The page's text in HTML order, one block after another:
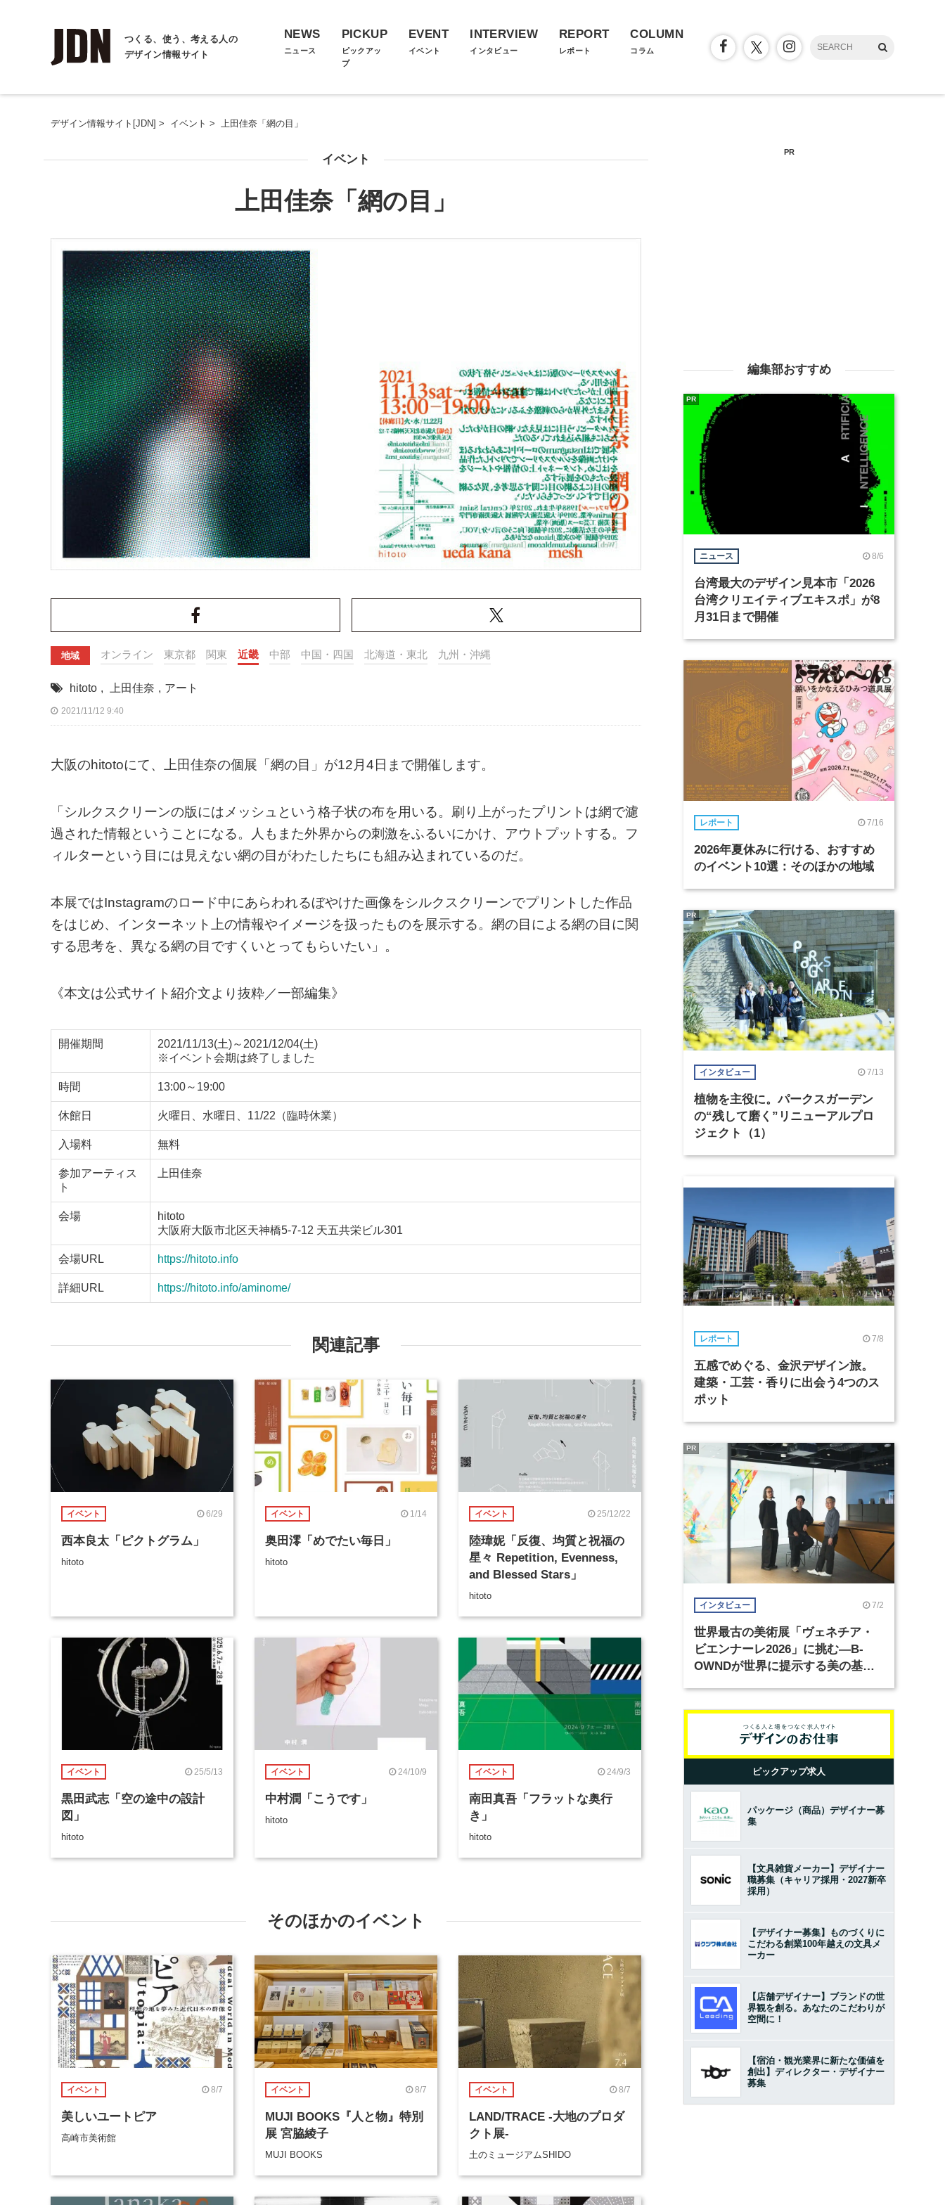
つくる、使う、考える人の
デザイン情報サイト
NEWS
ニュース
PICKUP
ピックアッ
プ
EVENT
イベント
INTERVIEW
インタビュー
REPORT
レポート
COLUMN
コラム
デザイン情報サイト[JDN] > イベント > 上田佳奈「網の目」
イベント
上田佳奈「網の目」
地域 オンライン 東京都 関東 近畿 中部 中国・四国 北海道・東北 九州・沖縄
hitoto , 上田佳奈 , アート
2021/11/12 9:40
大阪のhitotoにて、上田佳奈の個展「網の目」が12月4日まで開催します。
「シルクスクリーンの版にはメッシュという格子状の布を用いる。刷り上がったプリントは網で濾
過された情報ということになる。人もまた外界からの刺激をふるいにかけ、アウトプットする。フ
ィルターという目には見えない網の目がわたしたちにも組み込まれているのだ。
本展ではInstagramのロード中にあらわれるぼやけた画像をシルクスクリーンでプリントした作品
をはじめ、インターネット上の情報やイメージを扱ったものを展示する。網の目による網の目に関
する思考を、異なる網の目ですくいとってもらいたい」。
《本文は公式サイト紹介文より抜粋／一部編集》
開催期間
2021/11/13(土)～2021/12/04(土)
※イベント会期は終了しました
時間 13:00～19:00
休館日 火曜日、水曜日、11/22（臨時休業）
入場料 無料
参加アーティス
ト
上田佳奈
会場
hitoto
大阪府大阪市北区天神橋5-7-12 天五共栄ビル301
会場URL https://hitoto.info
詳細URL https://hitoto.info/aminome/
関連記事
イベント 6/29
西本良太「ピクトグラム」
hitoto
イベント 1/14
奥田澪「めでたい毎日」
hitoto
イベント 25/12/22
陸瑋妮「反復、均質と祝福の
星々 Repetition, Evenness,
and Blessed Stars」
hitoto
イベント 25/5/13
黒田武志「空の途中の設計
図」
hitoto
イベント 24/10/9
中村潤「こうです」
hitoto
イベント 24/9/3
南田真吾「フラットな奥行
き」
hitoto
そのほかのイベント
イベント 8/7
美しいユートピア
高崎市美術館
イベント 8/7
MUJI BOOKS『人と物』特別
展 宮脇綾子
MUJI BOOKS
イベント 8/7
LAND/TRACE -大地のプロダ
クト展-
土のミュージアムSHIDO
PR
編集部おすすめ
ニュース 8/6
台湾最大のデザイン見本市「2026
台湾クリエイティブエキスポ」が8
月31日まで開催
PR
レポート 7/16
2026年夏休みに行ける、おすすめ
のイベント10選：そのほかの地域
インタビュー 7/13
植物を主役に。パークスガーデン
の“残して磨く”リニューアルプロ
ジェクト（1）
PR
レポート 7/8
五感でめぐる、金沢デザイン旅。
建築・工芸・香りに出会う4つのス
ポット
インタビュー 7/2
世界最古の美術展「ヴェネチア・
ビエンナーレ2026」に挑む―B-
OWNDが世界に提示する美の基準
PR
ピックアップ求人
パッケージ（商品）デザイナー募
集
【文具雑貨メーカー】デザイナー
職募集（キャリア採用・2027新卒
採用）
【デザイナー募集】ものづくりに
こだわる創業100年越えの文具メ
ーカー
【店舗デザイナー】ブランドの世
界観を創る。あなたのこだわりが
空間に！
【宿泊・観光業界に新たな価値を
創出】ディレクター・デザイナー
募集